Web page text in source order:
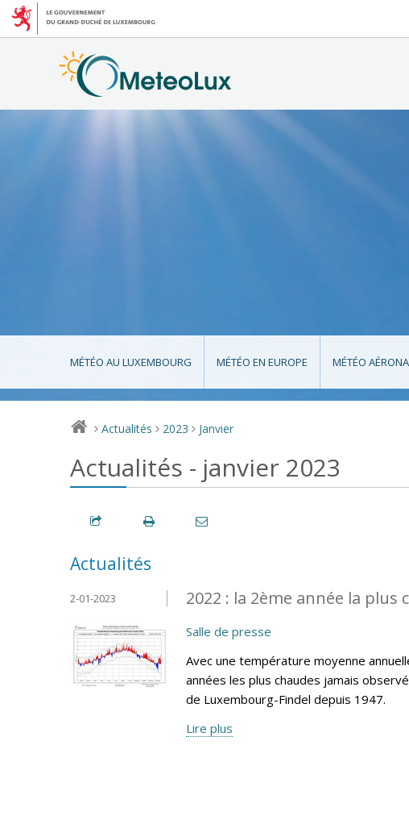
MÉTÉO AU LUXEMBOURG MÉTÉO EN EUROPE MÉTÉO
> Actualités > 2023 > Janvier
Actualités - janvier 2023
Actualités
2022 : la 2ème année la
2-01-2023
Salle de presse
Avec une température moyenne
années les plus chaudes jamais
de Luxembourg-Findel depuis 1947.
Lire plus